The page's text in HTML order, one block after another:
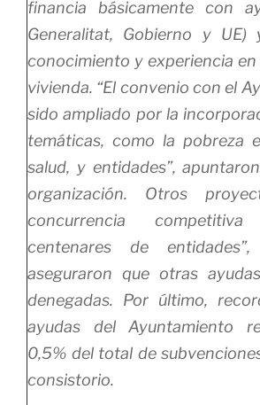
financia básicamente con
Generalitat, Gobierno y
conocimiento y experiencia en
vivienda. “El convenio con el
sido ampliado por la
temáticas, como la pobreza
salud, y entidades”,
organización. Otros
concurrencia
centenares de
aseguraron que otras
denegadas. Por último,
ayudas del Ayuntamiento
0,5% del total de
consistorio.